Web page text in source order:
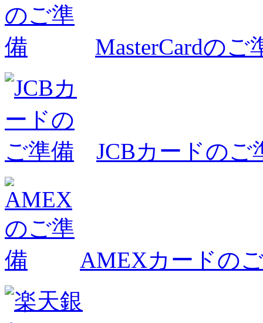
MasterCardのご
JCBカードのご
AMEXカードの